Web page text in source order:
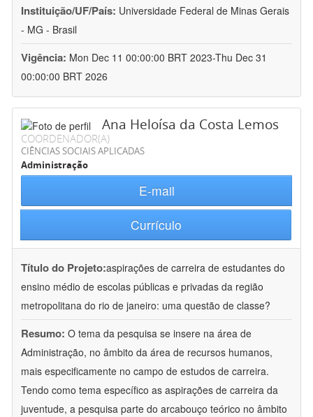
Instituição/UF/País: Universidade Federal de Minas Gerais
- MG - Brasil
Vigência: Mon Dec 11 00:00:00 BRT 2023-Thu Dec 31
00:00:00 BRT 2026
Ana Heloísa da Costa Lemos
COORDENADOR(A)
CIÊNCIAS SOCIAIS APLICADAS
Administração
E-mail
Currículo
Título do Projeto:aspirações de carreira de estudantes do
ensino médio de escolas públicas e privadas da região
metropolitana do rio de janeiro: uma questão de classe?
Resumo: O tema da pesquisa se insere na área de
Administração, no âmbito da área de recursos humanos,
mais especificamente no campo de estudos de carreira.
Tendo como tema específico as aspirações de carreira da
juventude, a pesquisa parte do arcabouço teórico no âmbito